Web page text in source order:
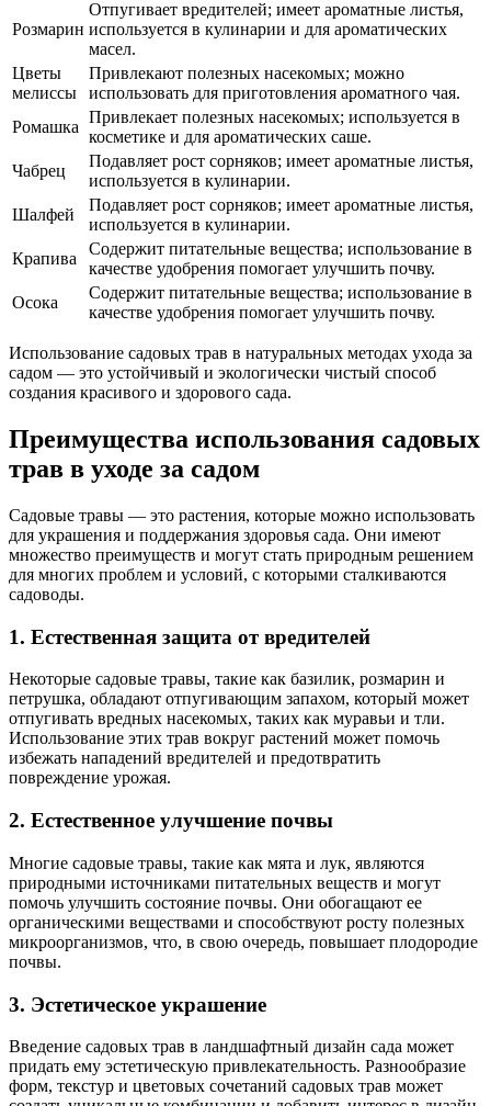
Розмарин
Отпугивает вредителей; имеет ароматные листья,
используется в кулинарии и для ароматических
масел.
Цветы
мелиссы
Привлекают полезных насекомых; можно
использовать для приготовления ароматного чая.
Ромашка
Привлекает полезных насекомых; используется в
косметике и для ароматических саше.
Чабрец
Подавляет рост сорняков; имеет ароматные листья,
используется в кулинарии.
Шалфей
Подавляет рост сорняков; имеет ароматные листья,
используется в кулинарии.
Крапива
Содержит питательные вещества; использование в
качестве удобрения помогает улучшить почву.
Осока
Содержит питательные вещества; использование в
качестве удобрения помогает улучшить почву.
Использование садовых трав в натуральных методах ухода за
садом — это устойчивый и экологически чистый способ
создания красивого и здорового сада.
Преимущества использования садовых
трав в уходе за садом
Садовые травы — это растения, которые можно использовать
для украшения и поддержания здоровья сада. Они имеют
множество преимуществ и могут стать природным решением
для многих проблем и условий, с которыми сталкиваются
садоводы.
1. Естественная защита от вредителей
Некоторые садовые травы, такие как базилик, розмарин и
петрушка, обладают отпугивающим запахом, который может
отпугивать вредных насекомых, таких как муравьи и тли.
Использование этих трав вокруг растений может помочь
избежать нападений вредителей и предотвратить
повреждение урожая.
2. Естественное улучшение почвы
Многие садовые травы, такие как мятa и лук, являются
природными источниками питательных веществ и могут
помочь улучшить состояние почвы. Они обогащают ее
органическими веществами и способствуют росту полезных
микроорганизмов, что, в свою очередь, повышает плодородие
почвы.
3. Эстетическое украшение
Введение садовых трав в ландшафтный дизайн сада может
придать ему эстетическую привлекательность. Разнообразие
форм, текстур и цветовых сочетаний садовых трав может